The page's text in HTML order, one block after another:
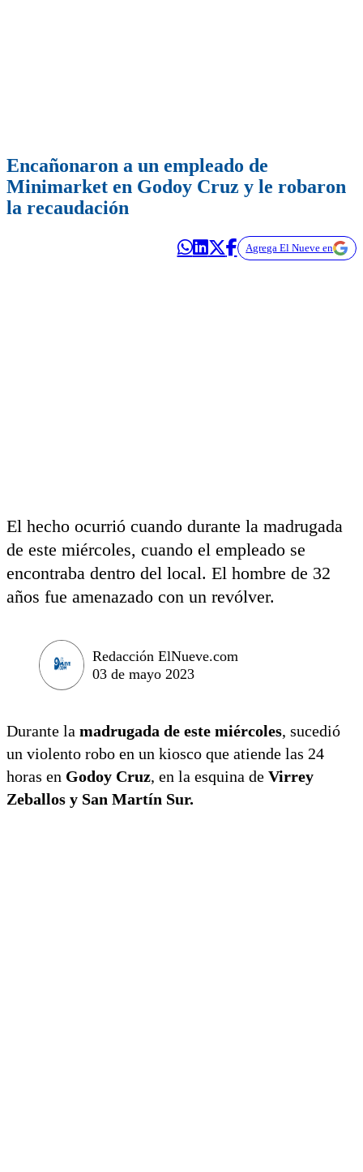
Encañonaron a un empleado de
Minimarket en Godoy Cruz y le robaron
la recaudación
Agrega El Nueve en
El hecho ocurrió cuando durante la madrugada
de este miércoles, cuando el empleado se
encontraba dentro del local. El hombre de 32
años fue amenazado con un revólver.
Redacción ElNueve.com
03 de mayo 2023
Durante la madrugada de este miércoles, sucedió
un violento robo en un kiosco que atiende las 24
horas en Godoy Cruz, en la esquina de Virrey
Zeballos y San Martín Sur.